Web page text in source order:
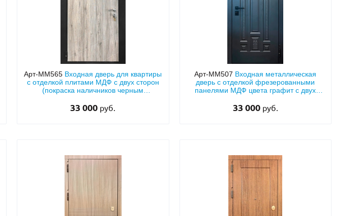
Арт-ММ565 Входная дверь для квартиры
с отделкой плитами МДФ с двух сторон
(покраска наличников черным
33 000 руб.
Арт-ММ507 Входная металлическая
дверь с отделкой фрезерованными
панелями МДФ цвета графит с двух
33 000 руб.